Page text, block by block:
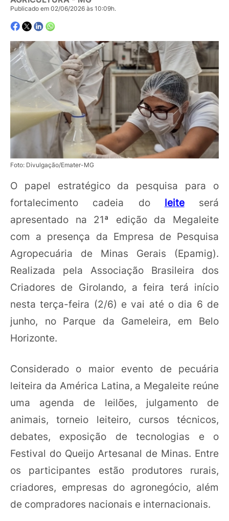
Publicado em 02/06/2026 às 10:09h.
Foto: Divulgação/Emater-MG
O papel estratégico da pesquisa para o
fortalecimento cadeia do leiteserá
apresentado na 21ª edição da Megaleite
com a presença da Empresa de Pesquisa
Agropecuária de Minas Gerais (Epamig).
Realizada pela Associação Brasileira dos
Criadores de Girolando, a feira terá início
nesta terça-feira (2/6) e vai até o dia 6 de
junho, no Parque da Gameleira, em Belo
Horizonte.
Considerado o maior evento de pecuária
leiteira da América Latina, a Megaleite reúne
uma agenda de leilões, julgamento de
animais, torneio leiteiro, cursos técnicos,
debates, exposição de tecnologias e o
Festival do Queijo Artesanal de Minas. Entre
os participantes estão produtores rurais,
criadores, empresas do agronegócio, além
de compradores nacionais e internacionais.